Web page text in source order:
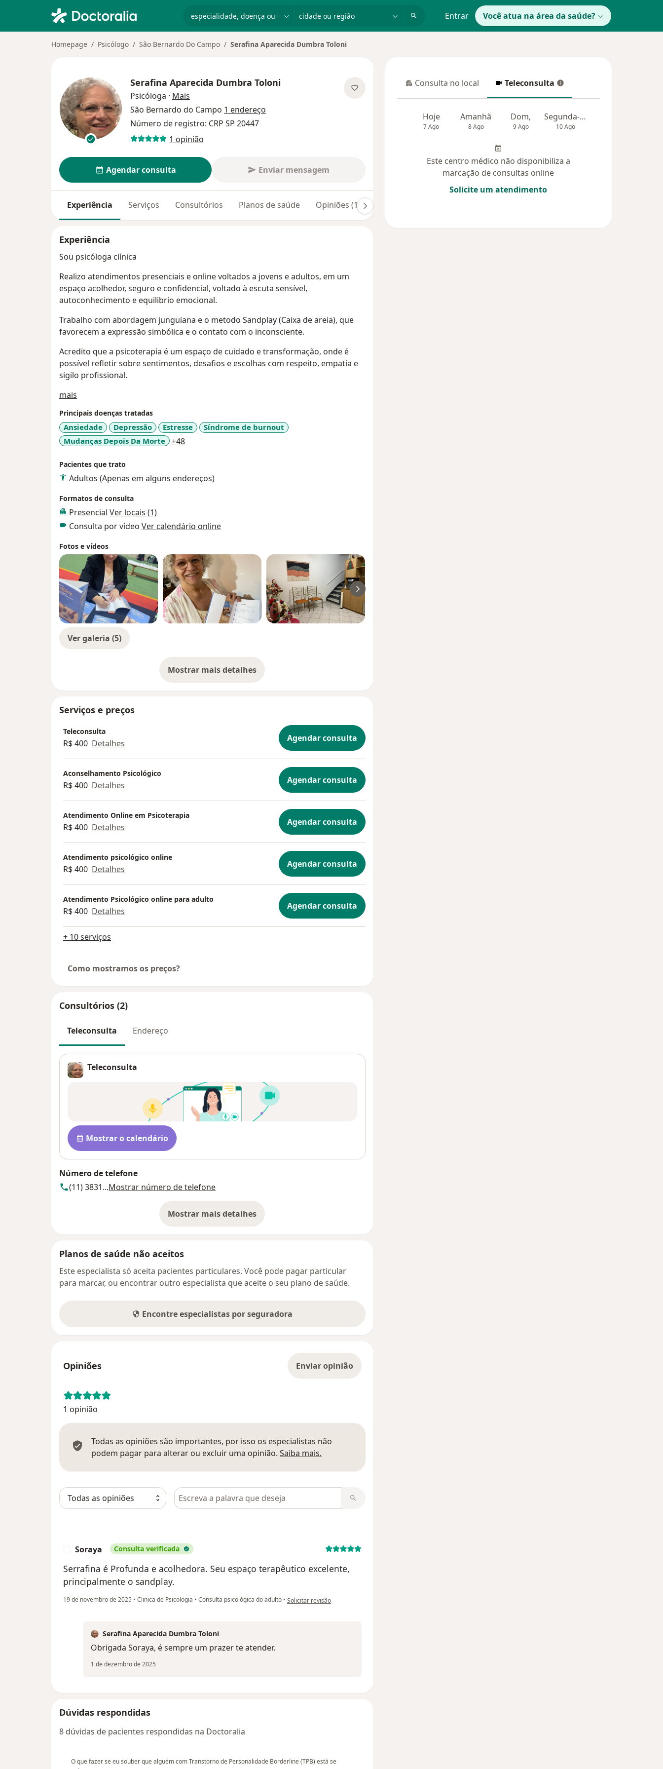
Entrar Você atua na área da saúde?
Homepage Psicólogo São Bernardo Do Campo Serafina Aparecida Dumbra Toloni
Serafina Aparecida Dumbra Toloni
Psicóloga · Mais
São Bernardo do Campo 1 endereço
Número de registro: CRP SP 20447
1 opinião
Agendar consulta Enviar mensagem
Experiência Serviços Consultórios Planos de saúde Opiniões (1)
Experiência
Sou psicóloga clínica
Realizo atendimentos presenciais e online voltados a jovens e adultos, em um
espaço acolhedor, seguro e confidencial, voltado à escuta sensível,
autoconhecimento e equilibrio emocional.
Trabalho com abordagem junguiana e o metodo Sandplay (Caixa de areia), que
favorecem a expressão simbólica e o contato com o inconsciente.
Acredito que a psicoterapia é um espaço de cuidado e transformação, onde é
possível refletir sobre sentimentos, desafios e escolhas com respeito, empatia e
sigilo profissional.
mais
Principais doenças tratadas
Ansiedade Depressão Estresse
Síndrome de burnout
Mudanças Depois Da Morte
+48a11y_sr_more_diseases
Pacientes que trato
Adultos (Apenas em alguns endereços)
Formatos de consulta
Presencial Ver locais (1)
Consulta por vídeo Ver calendário online
Fotos e vídeos
Ver galeria (5)
Mostrar mais detalhes
sobre a experiência
Serviços e preços
Teleconsulta
R$ 400 Detalhes Agendar consulta
Aconselhamento Psicológico
R$ 400 Detalhes Agendar consulta
Atendimento Online em Psicoterapia
R$ 400 Detalhes Agendar consulta
Atendimento psicológico online
R$ 400 Detalhes Agendar consulta
Atendimento Psicológico online para adulto
R$ 400 Detalhes Agendar consulta
+ 10 serviços
Como mostramos os preços?
Consultórios (2)
Teleconsulta Endereço
Teleconsulta
Disponibilidade
Mostrar o calendário
Número de telefone
(11) 3831...Mostrar número de telefone
Mostrar mais detalhes
sobre o endereço
Planos de saúde não aceitos
Este especialista só aceita pacientes particulares. Você pode pagar particular
para marcar, ou encontrar outro especialista que aceite o seu plano de saúde.
Encontre especialistas por seguradora
Opiniões Enviar opinião
1 opinião
Todas as opiniões são importantes, por isso os especialistas não
podem pagar para alterar ou excluir uma opinião. Saiba mais.
Pesquisar em opiniões
Soraya Consulta verificada
Serrafina é Profunda e acolhedora. Seu espaço terapêutico excelente,
principalmente o sandplay.
19 de novembro de 2025 • Clinica de Psicologia • Consulta psicológica do adulto • na opinião do utilizador Soraya
Solicitar revisão
Serafina Aparecida Dumbra Toloni
Obrigada Soraya, é sempre um prazer te atender.
1 de dezembro de 2025
Dúvidas respondidas
8 dúvidas de pacientes respondidas na Doctoralia
O que fazer se eu souber que alguém com Transtorno de Personalidade Borderline (TPB) está se
Consulta no local
Consulta no local Teleconsulta
Teleconsulta
Hoje
7 Ago
Amanhã
8 Ago
Dom,
9 Ago
Segunda-feira
10 Ago
Este centro médico não disponibiliza a
marcação de consultas online
Solicite um atendimento